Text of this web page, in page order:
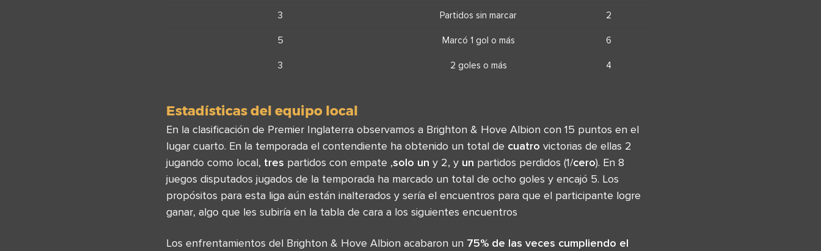
3 Partidos sin marcar 2
5 Marcó 1 gol o más 6
3 2 goles o más 4
Estadísticas del equipo local
En la clasificación de Premier Inglaterra observamos a Brighton & Hove Albion con 15 puntos en el
lugar cuarto. En la temporada el contendiente ha obtenido un total de cuatro victorias de ellas 2
jugando como local, tres partidos con empate ,solo un y 2, y un partidos perdidos (1/cero). En 8
juegos disputados jugados de la temporada ha marcado un total de ocho goles y encajó 5. Los
propósitos para esta liga aún están inalterados y sería el encuentros para que el participante logre
ganar, algo que les subiría en la tabla de cara a los siguientes encuentros
Los enfrentamientos del Brighton & Hove Albion acabaron un 75% de las veces cumpliendo el